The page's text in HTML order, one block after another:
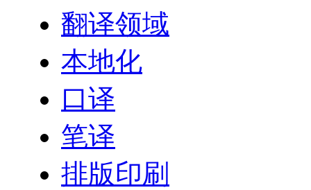
翻译领域
本地化
口译
笔译
排版印刷